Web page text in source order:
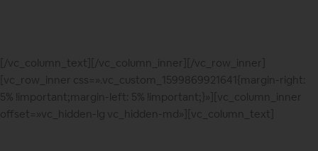
[/vc_column_text][/vc_column_inner][/vc_row_inner]
[vc_row_inner css=».vc_custom_1599869921641{margin-right:
5% !important;margin-left: 5% !important;}»][vc_column_inner
offset=»vc_hidden-lg vc_hidden-md»][vc_column_text]